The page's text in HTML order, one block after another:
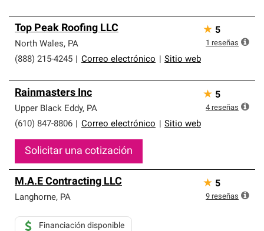
Top Peak Roofing LLC
North Wales, PA
(888) 215-4245
Correo electrónico Sitio web
★ 5
1 reseñas
Rainmasters Inc
Upper Black Eddy, PA
(610) 847-8806
Correo electrónico Sitio web
Solicitar una cotización
★ 5
4 reseñas
M.A.E Contracting LLC
Langhorne, PA
Financiación disponible
★ 5
9 reseñas